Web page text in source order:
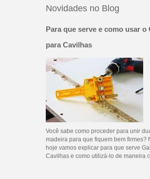
Novidades no Blog
Para que serve e como usar o
para Cavilhas
Você sabe como proceder para unir
madeira para que fiquem bem firmes?
hoje vamos explicar para que serve
Cavilhas e como utilizá-lo de maneira